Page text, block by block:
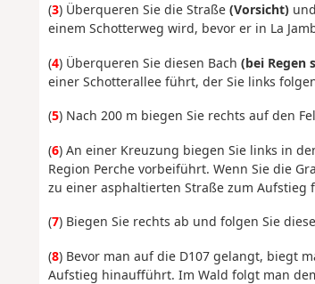
(3) Überqueren Sie die Straße (Vorsicht)
einem Schotterweg wird, bevor er in La
(4) Überqueren Sie diesen Bach (bei Regen
einer Schotterallee führt, der Sie links
(5) Nach 200 m biegen Sie rechts auf den
(6) An einer Kreuzung biegen Sie links in
Region Perche vorbeiführt. Wenn Sie die
zu einer asphaltierten Straße zum Aufstieg
(7) Biegen Sie rechts ab und folgen Sie
(8) Bevor man auf die D107 gelangt, biegt
Aufstieg hinaufführt. Im Wald folgt man